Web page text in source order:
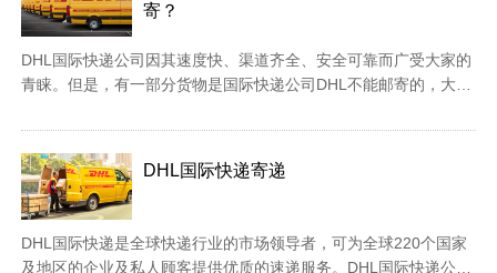
寄？
DHL国际快递公司因其速度快、渠道齐全、安全可靠而广受大家的
青睐。但是，有一部分货物是国际快递公司DHL不能邮寄的，大家
活体动物2. 动物制品及纪念品 比如象牙、鱼翅、动物残骸，或者
不是供人消费的动物副产品和衍生品。3. 金条（以及任何贵金属）
4. 现金...
DHL国际快递寄递
DHL国际快递是全球快递行业的市场领导者，可为全球220个国家
及地区的企业及私人顾客提供优质的速递服务。DHL国际快递公司